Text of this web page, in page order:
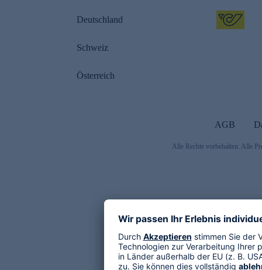
Deutschland
Schweiz
Österreich
AGB
Alle Rechte vorbehalten. Alle